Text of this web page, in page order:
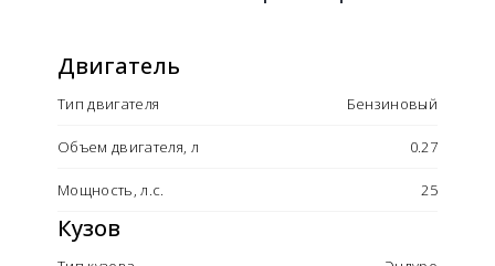
Двигатель
Тип двигателя Бензиновый
Объем двигателя, л 0.27
Мощность, л.с. 25
Кузов